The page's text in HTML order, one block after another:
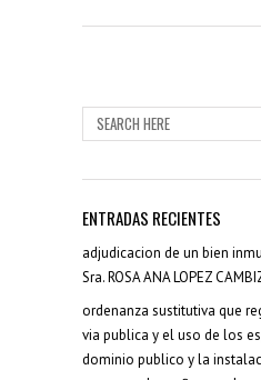
ENTRADAS RECIENTES
adjudicacion de un bien
Sra. ROSA ANA LOPEZ
ordenanza sustitutiva que
via publica y el uso de los
dominio publico y la